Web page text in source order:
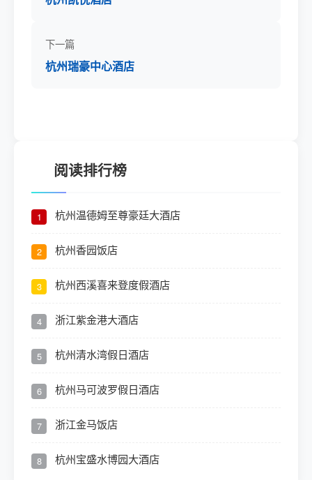
下一篇
杭州瑞豪中心酒店
阅读排行榜
1 杭州温德姆至尊豪廷大酒店
2 杭州香园饭店
3 杭州西溪喜来登度假酒店
4 浙江紫金港大酒店
5 杭州清水湾假日酒店
6 杭州马可波罗假日酒店
7 浙江金马饭店
8 杭州宝盛水博园大酒店